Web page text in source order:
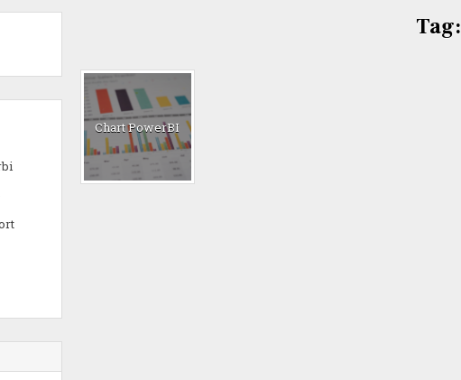
Tag:
Chart PowerBI